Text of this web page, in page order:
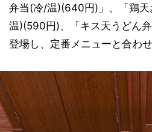
弁当(冷/温)(640円)」、「鶏
温)(590円)、「キス天うどん
登場し、定番メニューと合わ